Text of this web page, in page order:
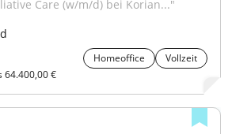
Care (w/m/d) bei Korian..."
Homeoffice
Vollzeit
64.400,00 €